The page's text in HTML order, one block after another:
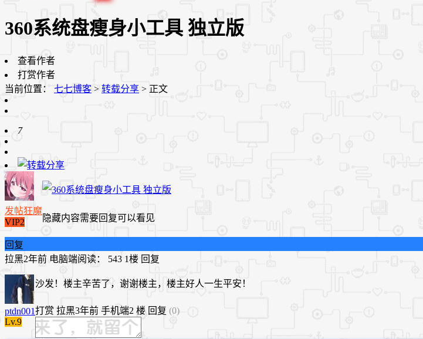
360系统盘瘦身小工具 独立版
查看作者
打赏作者
当前位置： 七七博客 > 转载分享 > 正文
7
发帖狂魔
VIP2
隐藏内容需要回复可以看见
回复
拉黑2年前 电脑端阅读： 543 1楼 回复
ptdn001
Lv.9
沙发！楼主辛苦了，谢谢楼主，楼主好人一生平安！
打赏 拉黑3年前 手机端2 楼 回复 (0)